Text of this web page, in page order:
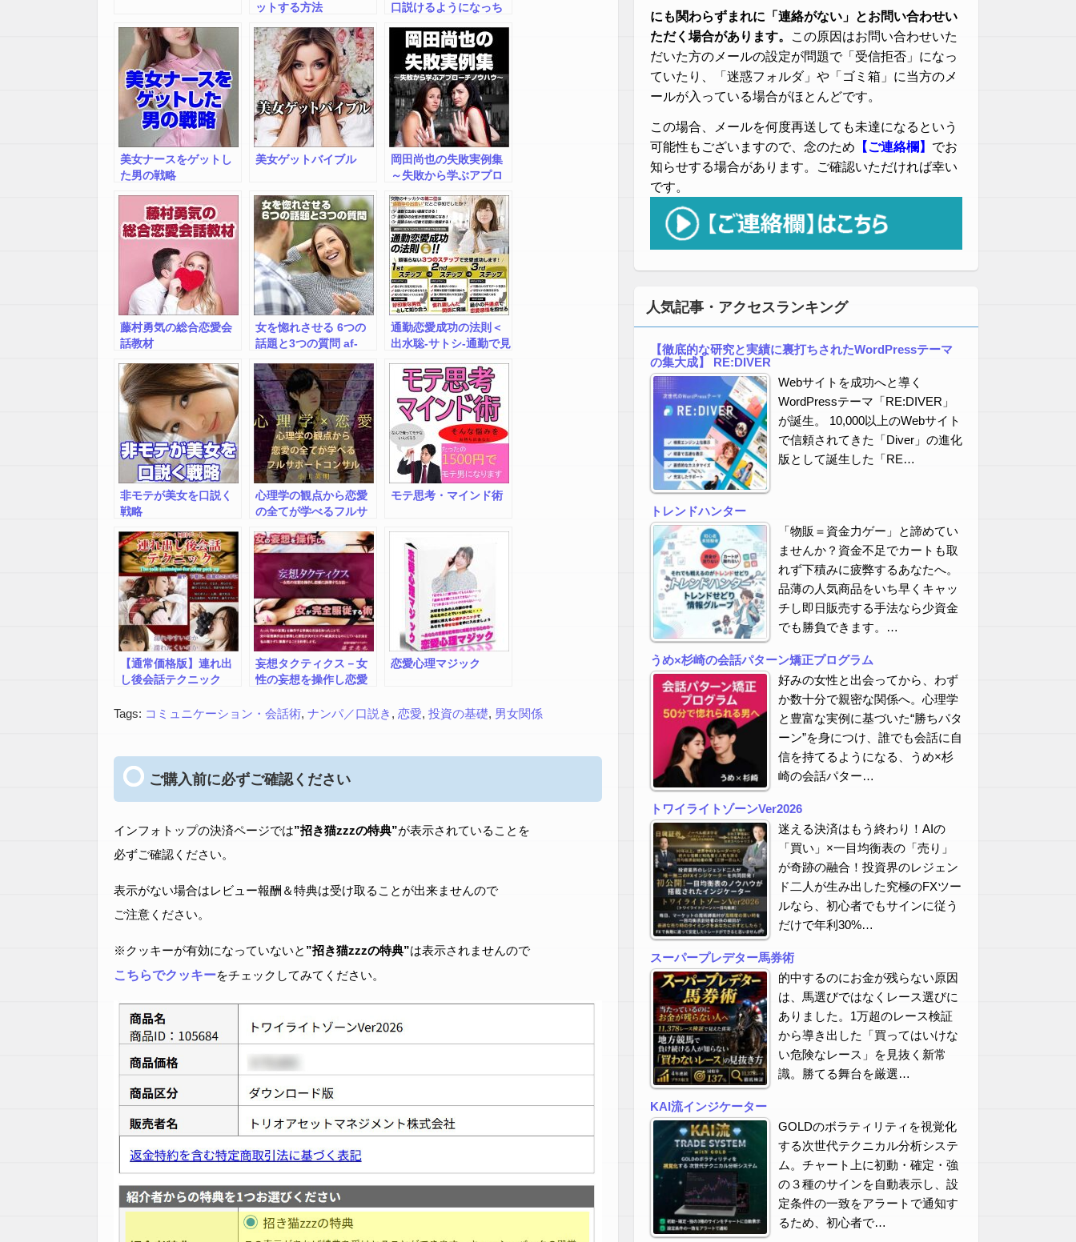
ットする方法
口説けるようになっち
美女ナースをゲットし
た男の戦略
美女ゲットバイブル
岡田尚也の失敗実例集
～失敗から学ぶアプロ
証
藤村勇気の総合恋愛会
話教材
女を惚れさせる 6つの
話題と3つの質問 af-
通勤恋愛成功の法則＜
出水聡-サトシ-通勤で見
功させるテクニック＞
非モテが美女を口説く
戦略
心理学の観点から恋愛
の全てが学べるフルサ
モテ思考・マインド術
【通常価格版】連れ出
し後会話テクニック
１回目デート２時間で
額返金保証】 と 【成果
保証】 の ダブル保証
妄想タクティクス－女
性の妄想を操作し恋愛
恋愛心理マジック
Tags: コミュニケーション・会話術, ナンパ／口説き , 恋愛, 投資の基礎, 男女関係
ご購入前に必ずご確認ください
インフォトップの決済ページでは”招き猫zzzの特典”が表示されていることを
必ずご確認ください。
表示がない場合はレビュー報酬＆特典は受け取ることが出来ませんので
ご注意ください。
※クッキーが有効になっていないと ”招き猫zzzの特典”は表示されませんので
こちらでクッキーをチェックしてみてください。
にも関わらずまれに「連絡がない」とお問い合わせい
ただく場合があります。
この原因はお問い合わせいた
だいた方のメールの設定が問題で「受信拒否」になっ
ていたり、「迷惑フォルダ」や「ゴミ箱」に当方のメ
ールが入っている場合がほとんどです。
この場合、メールを何度再送しても未達になるという
可能性もございますので、念のため 【ご連絡欄】 でお
知らせする場合があります。ご確認いただければ幸い
です。
人気記事・アクセスランキング
【徹底的な研究と実績に裏打ちされたWordPressテーマ
の集大成】 RE:DIVER
Webサイトを成功へと導く
WordPressテーマ「RE:DIVER」
が誕生。 10,000以上のWebサイト
で信頼されてきた「Diver」の進化
版として誕生した「RE…
トレンドハンター
「物販＝資金力ゲー」と諦めてい
ませんか？資金不足でカートも取
れず下積みに疲弊するあなたへ。
品薄の人気商品をいち早くキャッ
チし即日販売する手法なら少資金
でも勝負できます。…
うめ×杉崎の会話パターン矯正プログラム
好みの女性と出会ってから、わず
か数十分で親密な関係へ。心理学
と豊富な実例に基づいた“勝ちパタ
ーン”を身につけ、誰でも会話に自
信を持てるようになる、うめ×杉
崎の会話パター…
トワイライトゾーンVer2026
迷える決済はもう終わり！AIの
「買い」×一目均衡表の「売り」
が奇跡の融合！投資界のレジェン
ド二人が生み出した究極のFXツー
ルなら、初心者でもサインに従う
だけで年利30%…
スーパープレデター馬券術
的中するのにお金が残らない原因
は、馬選びではなくレース選びに
ありました。1万超のレース検証
から導き出した「買ってはいけな
い危険なレース」を見抜く新常
識。勝てる舞台を厳選…
KAI流インジケーター
GOLDのボラティリティを視覚化
する次世代テクニカル分析システ
ム。チャート上に初動・確定・強
の３種のサインを自動表示し、設
定条件の一致をアラートで通知す
るため、初心者で…